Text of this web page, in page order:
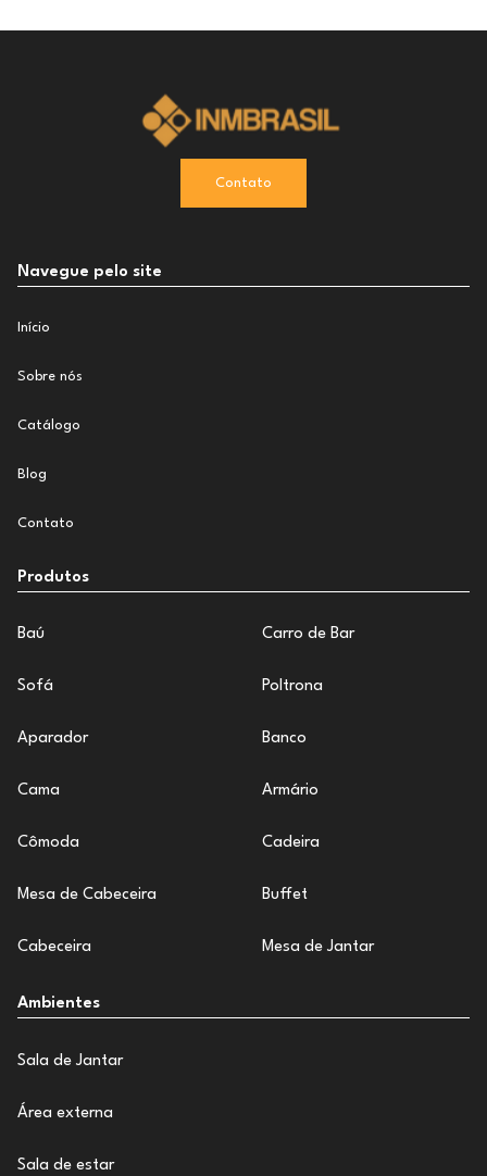
Contato
Navegue pelo site
Início
Sobre nós
Catálogo
Blog
Contato
Produtos
Baú Carro de Bar
Sofá Poltrona
Aparador Banco
Cama Armário
Cômoda Cadeira
Mesa de Cabeceira Buffet
Cabeceira Mesa de Jantar
Ambientes
Sala de Jantar
Área externa
Sala de estar